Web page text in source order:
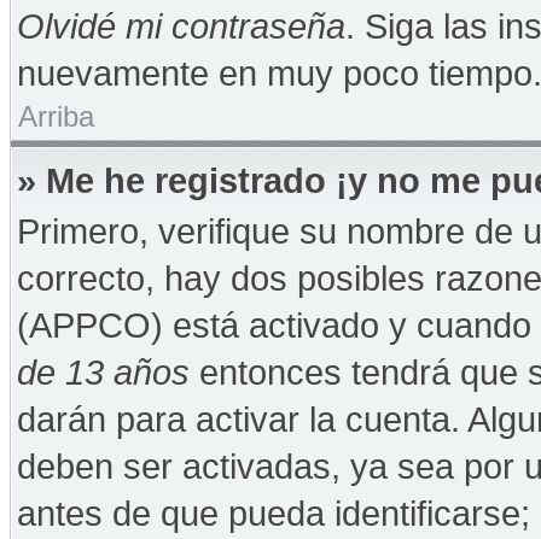
Olvidé mi contraseña. Siga las
nuevamente en muy poco tiempo.
Arriba
» Me he registrado ¡y no me
Primero, verifique su nombre de
correcto, hay dos posibles
(APPCO) está activado y
de 13 años entonces tendrá que
darán para activar la cuenta.
deben ser activadas, ya sea por
antes de que pueda